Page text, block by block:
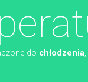
do chłodzenia,